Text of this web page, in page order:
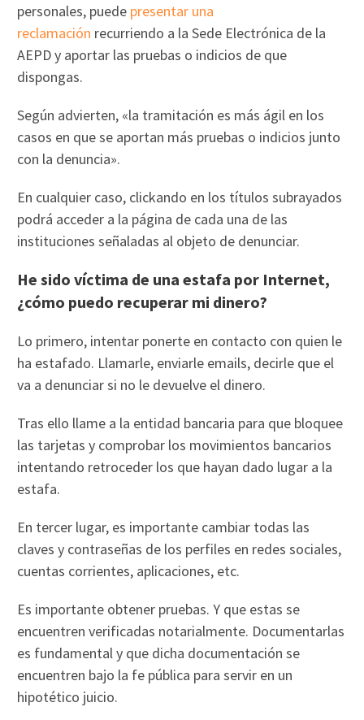
personales, puede presentar una
reclamación recurriendo a la Sede Electrónica de la
AEPD y aportar las pruebas o indicios de que
dispongas.
Según advierten, «la tramitación es más ágil en los
casos en que se aportan más pruebas o indicios junto
con la denuncia».
En cualquier caso, clickando en los títulos subrayados
podrá acceder a la página de cada una de las
instituciones señaladas al objeto de denunciar.
He sido víctima de una estafa por Internet,
¿cómo puedo recuperar mi dinero?
Lo primero, intentar ponerte en contacto con quien le
ha estafado. Llamarle, enviarle emails, decirle que el
va a denunciar si no le devuelve el dinero.
Tras ello llame a la entidad bancaria para que bloquee
las tarjetas y comprobar los movimientos bancarios
intentando retroceder los que hayan dado lugar a la
estafa.
En tercer lugar, es importante cambiar todas las
claves y contraseñas de los perfiles en redes sociales,
cuentas corrientes, aplicaciones, etc.
Es importante obtener pruebas. Y que estas se
encuentren verificadas notarialmente. Documentarlas
es fundamental y que dicha documentación se
encuentren bajo la fe pública para servir en un
hipotético juicio.